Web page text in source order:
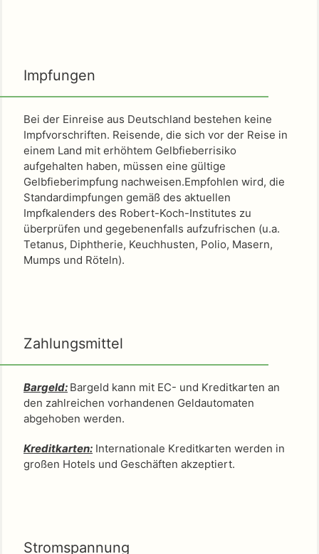
Impfungen
Bei der Einreise aus Deutschland bestehen keine
Impfvorschriften. Reisende, die sich vor der Reise in
einem Land mit erhöhtem Gelbfieberrisiko
aufgehalten haben, müssen eine gültige
Gelbfieberimpfung nachweisen.Empfohlen wird, die
Standardimpfungen gemäß des aktuellen
Impfkalenders des Robert-Koch-Institutes zu
überprüfen und gegebenenfalls aufzufrischen (u.a.
Tetanus, Diphtherie, Keuchhusten, Polio, Masern,
Mumps und Röteln).
Zahlungsmittel
Bargeld: Bargeld kann mit EC- und Kreditkarten an
den zahlreichen vorhandenen Geldautomaten
abgehoben werden.
Kreditkarten: Internationale Kreditkarten werden in
großen Hotels und Geschäften akzeptiert.
Stromspannung